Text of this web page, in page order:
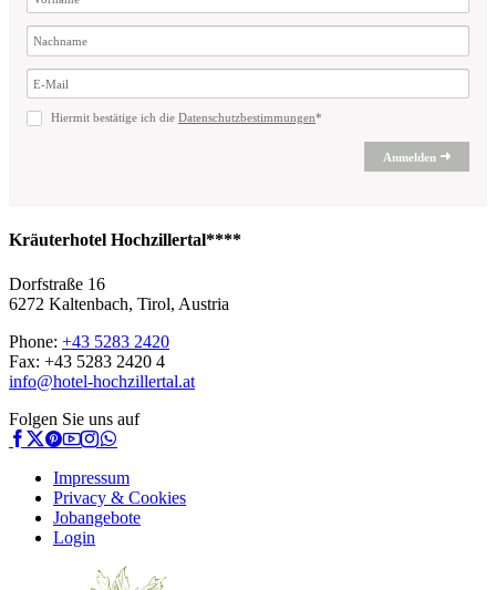
Hiermit bestätige ich die Datenschutzbestimmungen*
Anmelden
Kräuterhotel Hochzillertal****
Dorfstraße 16
6272 Kaltenbach, Tirol, Austria
Phone: +43 5283 2420
Fax: +43 5283 2420 4
info@hotel-hochzillertal.at
Folgen Sie uns auf
Impressum
Privacy & Cookies
Jobangebote
Login